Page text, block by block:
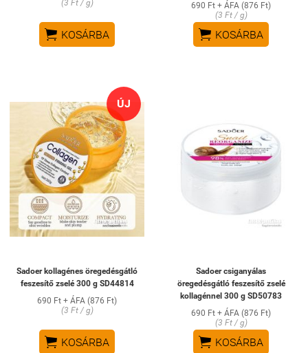
(3 Ft / g)
 KOSÁRBA
690 Ft + ÁFA (876 Ft)
(3 Ft / g)
 KOSÁRBA
ÚJ
Sadoer kollagénes öregedésgátló
feszesítő zselé 300 g SD44814
690 Ft + ÁFA (876 Ft)
(3 Ft / g)
 KOSÁRBA
Sadoer csiganyálas
öregedésgátló feszesítő zselé
kollagénnel 300 g SD50783
690 Ft + ÁFA (876 Ft)
(3 Ft / g)
 KOSÁRBA